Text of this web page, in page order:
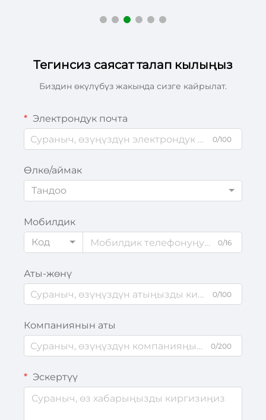
Тегинсиз саясат талап кылыңыз
Биздин өкүлүбүз жакында сизге кайрылат.
Электрондук почта
0/100
Өлкө/аймак
Тандоо
Мобилдик
Код
0/16
Аты-жөнү
0/100
Компаниянын аты
0/200
Эскертүү